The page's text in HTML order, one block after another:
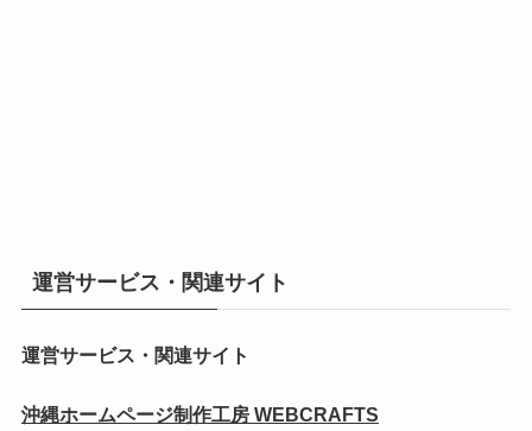
運営サービス・関連サイト
運営サービス・関連サイト
沖縄ホームページ制作工房 WEBCRAFTS